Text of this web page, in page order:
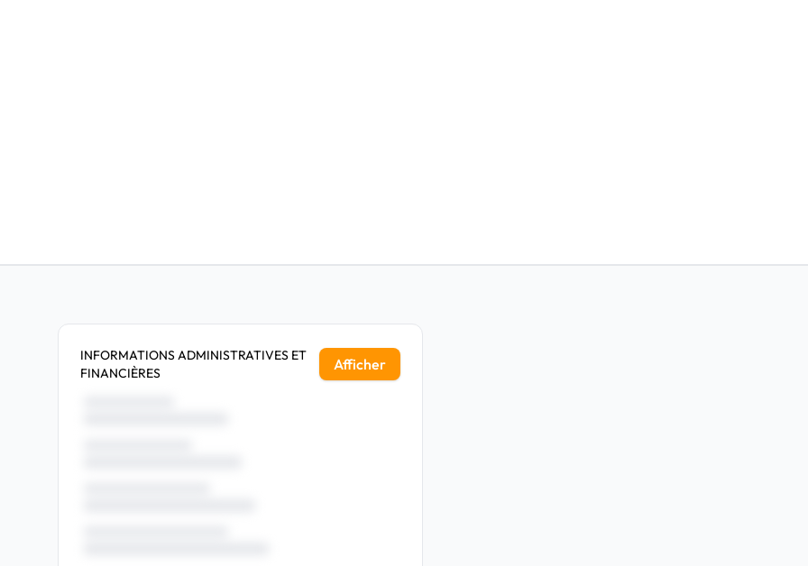
INFORMATIONS ADMINISTRATIVES ET
FINANCIÈRES
Afficher